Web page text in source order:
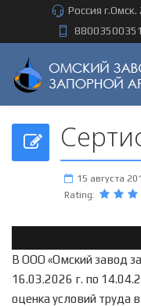
Россия г.Омск.
88003500351
15 августа
Rating:
В ООО «Омский завод
16.03.2026 г. по
оценка условий труда